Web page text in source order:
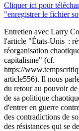
Cliquer ici pour
"enregistrer le fichier
Entretien avec Larry
l'article "États-Unis :
réorganisation
capitalisme" (cf.
https://
article556). Il nous
du retour au pouvoir
de sa politique
d'entrer en guerre
des contradictions de
des résistances qui se